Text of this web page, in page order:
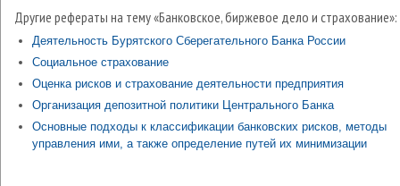
Другие рефераты на тему «Банковское, биржевое дело и страхование»:
Деятельность Бурятского Сберегательного Банка России
Социальное страхование
Оценка рисков и страхование деятельности предприятия
Организация депозитной политики Центрального Банка
Основные подходы к классификации банковских рисков, методы
управления ими, а также определение путей их минимизации